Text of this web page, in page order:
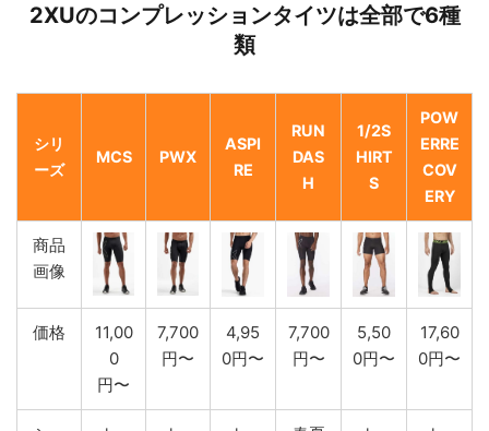
2XUのコンプレッションタイツは全部で6種
類
シリ
ーズ
MCS PWX
ASPI
RE
RUN
DAS
H
1/2S
HIRT
S
POW
ERRE
COV
ERY
商品
画像
価格
11,00
0
円〜
7,700
円〜
4,95
0円〜
7,700
円〜
5,50
0円〜
17,60
0円〜